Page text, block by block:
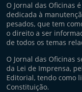
O Jornal das Oficinas
dedicada à
pesados, que tem
o direito a ser
de todos os temas
O Jornal das Oficinas
da Lei de Imprensa,
Editorial, tendo como
Constituição.